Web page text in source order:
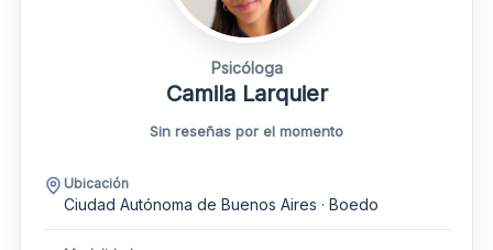
Psicóloga
Camila Larquier
Sin reseñas por el momento
Ubicación
Ciudad Autónoma de Buenos Aires · Boedo